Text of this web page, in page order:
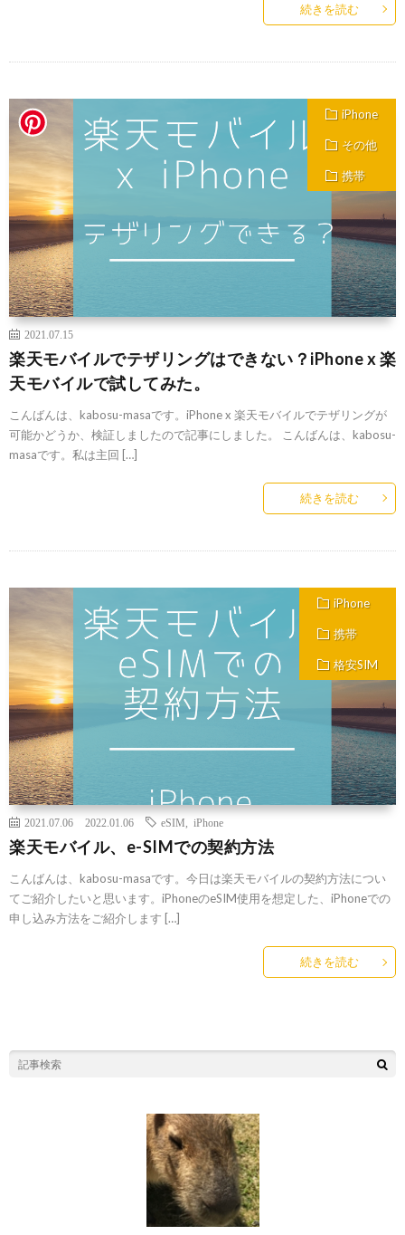
続きを読む
iPhone
その他
携帯
2021.07.15
楽天モバイルでテザリングはできない？iPhone x 楽
天モバイルで試してみた。
こんばんは、kabosu-masaです。iPhone x 楽天モバイルでテザリングが
可能かどうか、検証しましたので記事にしました。 こんばんは、kabosu-
masaです。私は主回 […]
続きを読む
iPhone
携帯
格安SIM
2021.07.06 2022.01.06 eSIM iPhone
楽天モバイル、e-SIMでの契約方法
こんばんは、kabosu-masaです。今日は楽天モバイルの契約方法につい
てご紹介したいと思います。iPhoneのeSIM使用を想定した、iPhoneでの
申し込み方法をご紹介します […]
続きを読む